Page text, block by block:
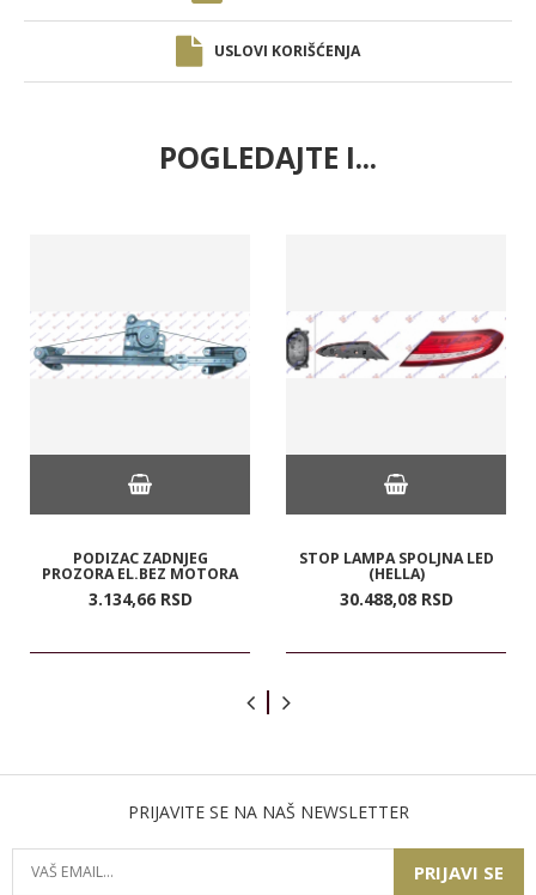
USLOVI KORIŠĆENJA
POGLEDAJTE I...
PODIZAC ZADNJEG
PROZORA EL.BEZ MOTORA
3.134,66 RSD
STOP LAMPA SPOLJNA LED
(HELLA)
30.488,08 RSD
PRIJAVITE SE NA NAŠ NEWSLETTER
PRIJAVI SE